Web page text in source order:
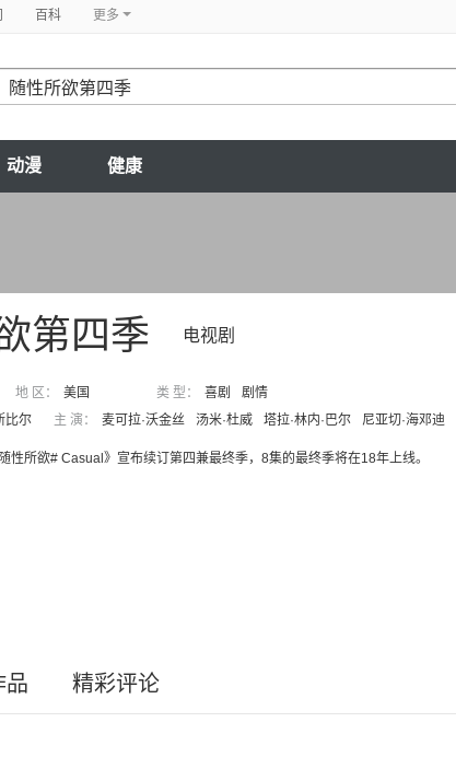
百科 更多
动漫 健康
电视剧
第四季
地 区： 美国 类 型： 喜剧
剧情
比尔 主 演： 麦可拉·沃金丝 汤米·杜威 塔拉·林内·巴尔 尼亚切·海邓迪
性所欲# Casual》宣布续订第四兼最终季，8集的最终季将在18年上线。
品 精彩评论